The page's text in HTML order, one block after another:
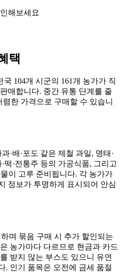
해보세요
택
104개 시군의 161개 농가가 직
매합니다. 중간 유통 단계를 줄
한 가격으로 구매할 수 있습니
·배·포도 같은 제철 과일, 명태·
떡·전통주 등의 가공식품, 그리고
이 고루 준비됩니다. 각 농가가
정보가 투명하게 표시되어 안심
며 묶음 구매 시 추가 할인되는
농가마다 다르므로 현금과 카드
받지 않는 부스도 있으니 유연
. 인기 품목은 오전에 금세 품절